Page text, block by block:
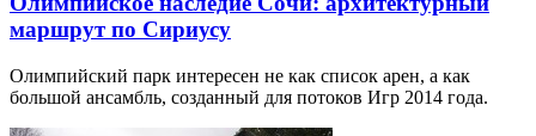
маршрут по Сириусу
Олимпийский парк интересен не как список арен, а как
большой ансамбль, созданный для потоков Игр 2014 года.